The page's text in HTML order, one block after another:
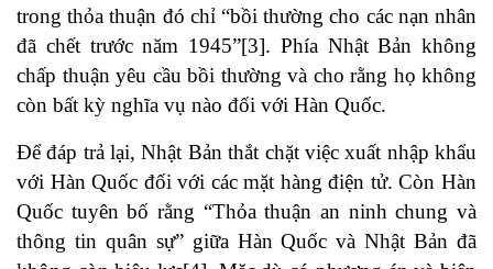
trong thỏa thuận đó chỉ “bồi thường cho các nạn nhân
đã chết trước năm 1945”[3]. Phía Nhật Bản không
chấp thuận yêu cầu bồi thường và cho rằng họ không
còn bất kỳ nghĩa vụ nào đối với Hàn Quốc.
Để đáp trả lại, Nhật Bản thắt chặt việc xuất nhập khẩu
với Hàn Quốc đối với các mặt hàng điện tử. Còn Hàn
Quốc tuyên bố rằng “Thỏa thuận an ninh chung và
thông tin quân sự” giữa Hàn Quốc và Nhật Bản đã